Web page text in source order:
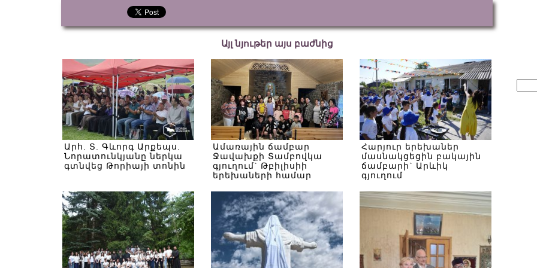
Այլ նյութեր այս բաժնից
Արհ. Տ. Գևորգ Արքեպս.
Նորատունկյանը ներկա
գտնվեց Թորիայի տոնին
Ամառային ճամբար
Ջավախքի Տամբովկա
գյուղում` Թբիլիսիի
երեխաների համար
Հարյուր երեխաներ
մասնակցեցին բակային
ճամբարի` Արևիկ
գյուղում
for: